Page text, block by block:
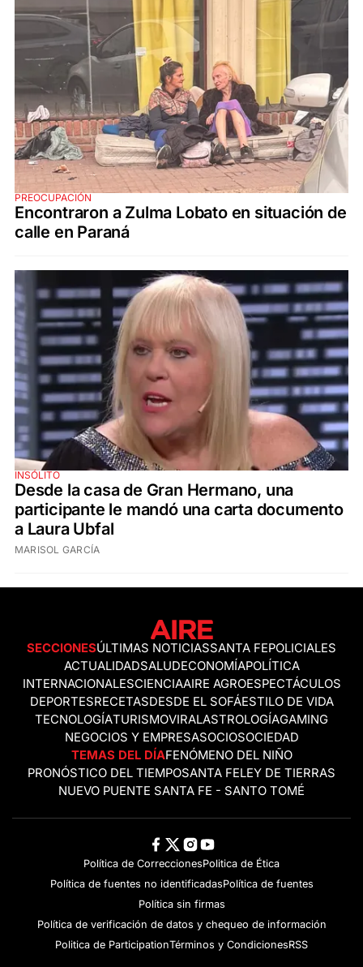
PREOCUPACIÓN
Encontraron a Zulma Lobato en situación de
calle en Paraná
INSÓLITO
Desde la casa de Gran Hermano, una
participante le mandó una carta documento
a Laura Ubfal
MARISOL GARCÍA
SECCIONESÚLTIMAS NOTICIASSANTA FEPOLICIALES
ACTUALIDADSALUDECONOMÍAPOLÍTICA
INTERNACIONALESCIENCIAAIRE AGROESPECTÁCULOS
DEPORTESRECETASDESDE EL SOFÁESTILO DE VIDA
TECNOLOGÍATURISMOVIRALASTROLOGÍAGAMING
NEGOCIOS Y EMPRESASOCIOSOCIEDAD
TEMAS DEL DÍAFENÓMENO DEL NIÑO
PRONÓSTICO DEL TIEMPOSANTA FELEY DE TIERRAS
NUEVO PUENTE SANTA FE - SANTO TOMÉ
Política de CorreccionesPolitica de Ética
Política de fuentes no identificadasPolítica de fuentes
Política sin firmas
Política de verificación de datos y chequeo de información
Politica de ParticipationTérminos y CondicionesRSS